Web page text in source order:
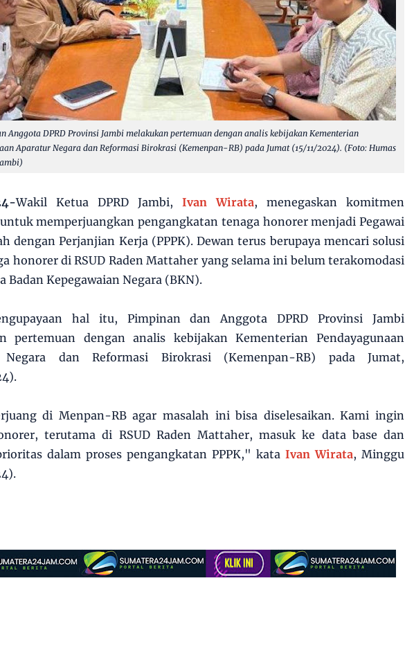
Anggota DPRD Provinsi Jambi melakukan pertemuan dengan analis kebijakan Kementerian
Aparatur Negara dan Reformasi Birokrasi (Kemenpan-RB) pada Jumat (15/11/2024). (Foto: Humas
Wakil Ketua DPRD Jambi, Ivan Wirata, menegaskan komitmen
memperjuangkan pengangkatan tenaga honorer menjadi Pegawai
dengan Perjanjian Kerja (PPPK). Dewan terus berupaya mencari solusi
honorer di RSUD Raden Mattaher yang selama ini belum terakomodasi
Badan Kepegawaian Negara (BKN).
hal itu, Pimpinan dan Anggota DPRD Provinsi Jambi
pertemuan dengan analis kebijakan Kementerian Pendayagunaan
Negara dan Reformasi Birokrasi (Kemenpan-RB) pada Jumat,
di Menpan-RB agar masalah ini bisa diselesaikan. Kami ingin
terutama di RSUD Raden Mattaher, masuk ke data base dan
dalam proses pengangkatan PPPK," kataIvan Wirata, Minggu